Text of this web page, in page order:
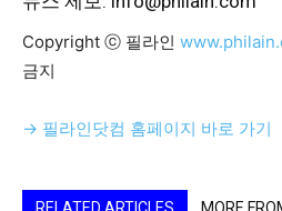
Copyright ⓒ 필라인
금지
→ 필라인닷컴 홈페이지 바로 가기